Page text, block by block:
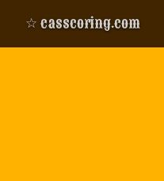
☆ casscoring.com